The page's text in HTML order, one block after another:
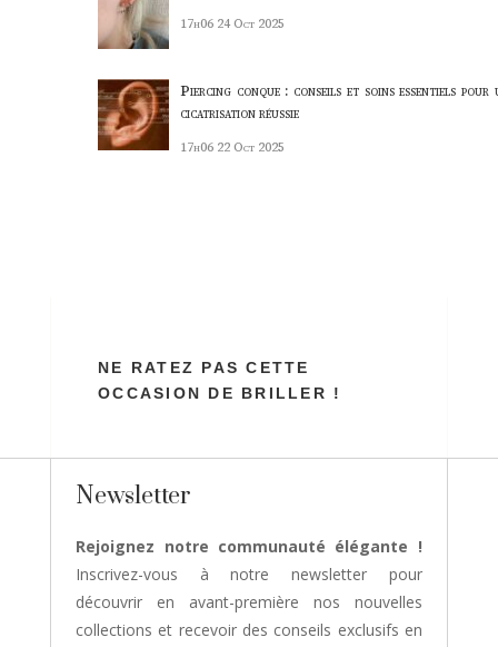
17h06 24 Oct 2025
Piercing conque : conseils et soins essentiels pour
cicatrisation réussie
17h06 22 Oct 2025
NE RATEZ PAS CETTE
OCCASION DE BRILLER !
Newsletter
Rejoignez notre communauté élégante !
Inscrivez-vous à notre newsletter pour
découvrir en avant-première nos nouvelles
collections et recevoir des conseils exclusifs en